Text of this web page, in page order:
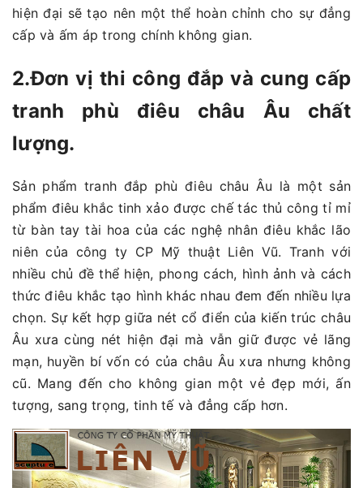
hiện đại sẽ tạo nên một thể hoàn chỉnh cho sự đẳng
cấp và ấm áp trong chính không gian.
2.Đơn vị thi công đắp và cung cấp
tranh phù điêu châu Âu chất
lượng.
Sản phẩm tranh đắp phù điêu châu Âu là một sản
phẩm điêu khắc tinh xảo được chế tác thủ công tỉ mỉ
từ bàn tay tài hoa của các nghệ nhân điêu khắc lão
niên của công ty CP Mỹ thuật Liên Vũ. Tranh với
nhiều chủ đề thể hiện, phong cách, hình ảnh và cách
thức điêu khắc tạo hình khác nhau đem đến nhiều lựa
chọn. Sự kết hợp giữa nét cổ điển của kiến trúc châu
Âu xưa cùng nét hiện đại mà vẫn giữ được vẻ lãng
mạn, huyền bí vốn có của châu Âu xưa nhưng không
cũ. Mang đến cho không gian một vẻ đẹp mới, ấn
tượng, sang trọng, tinh tế và đẳng cấp hơn.